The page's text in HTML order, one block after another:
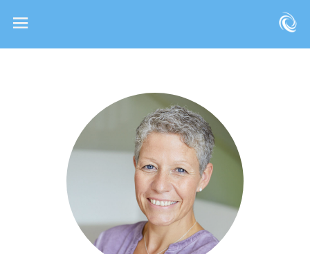
STILLBERATUNG
REFLEXINTEGRATION
FITNESS & GESUNDHEITSTRAINING
KURSE BUCHEN